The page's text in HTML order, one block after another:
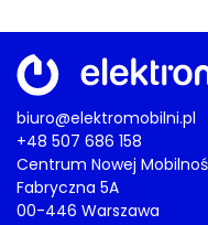
biuro@elektromobilni.pl
+48 507 686 158
Centrum Nowej
Fabryczna 5A
00-446 Warszawa